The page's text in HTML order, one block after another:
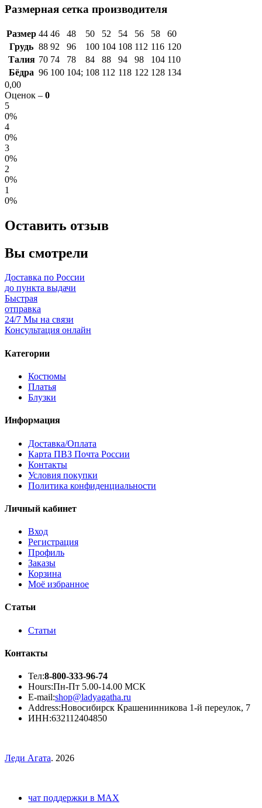
Размерная сетка производителя
Размер 44 46 48 50 52 54 56 58
60
Грудь 88 92 96 100 104 108 112 116 120
Талия 70 74 78 84 88 94 98 104 110
Бёдра 96 100 104; 108 112 118 122 128 134
0,00
Оценок – 0
5
0%
4
0%
3
0%
2
0%
1
0%
Оставить отзыв
Вы смотрели
Доставка по России
до пункта выдачи
Быстрая
отправка
24/7 Мы на связи
Консультация онлайн
Категории
Костюмы
Платья
Блузки
Информация
Доставка/Оплата
Карта ПВЗ Почта России
Контакты
Условия покупки
Политика конфиденциальности
Личный кабинет
Вход
Регистрация
Профиль
Заказы
Корзина
Моё избранное
Статьи
Статьи
Контакты
Тел:8-800-333-96-74
Hours:Пн-Пт 5.00-14.00 МСК
E-mail:shop@ladyagatha.ru
Address:Новосибирск Крашенинникова 1-й переулок, 7
ИНН:632112404850
Леди Агата. 2026
чат поддержки в MAX